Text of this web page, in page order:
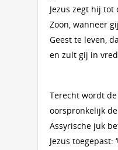
Jezus zegt hij tot
Zoon, wanneer
Geest te leven,
en zult gij in
Terecht wordt
oorspronkelijk
Assyrische juk
Jezus toegepast: